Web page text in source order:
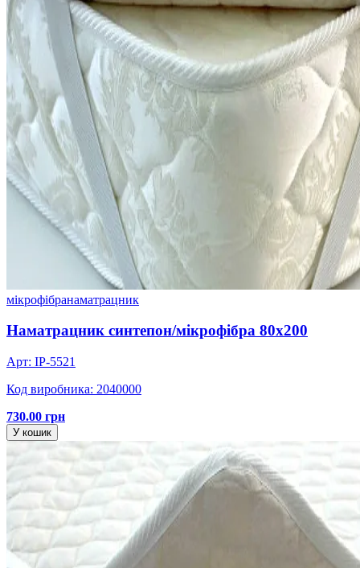
мікрофібранаматрацник
Наматрацник синтепон/мікрофібра 80х200
Арт: IP-5521
Код виробника: 2040000
730.00 грн
У кошик